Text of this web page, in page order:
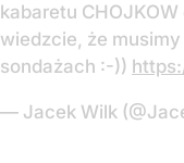
kabaretu
wiedzcie, że
sondażach :-))
— Jacek Wilk